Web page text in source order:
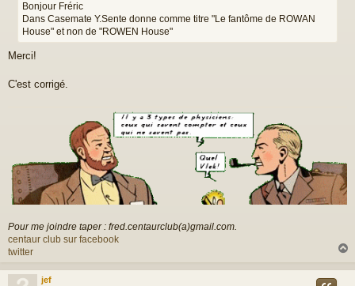
Bonjour Fréric
Dans Casemate Y.Sente donne comme titre "Le fantôme de ROWAN
House" et non de "ROWEN House"
Merci!
C'est corrigé.
Pour me joindre taper : fred.centaurclub(a)gmail.com.
centaur club sur facebook
twitter
u
jef